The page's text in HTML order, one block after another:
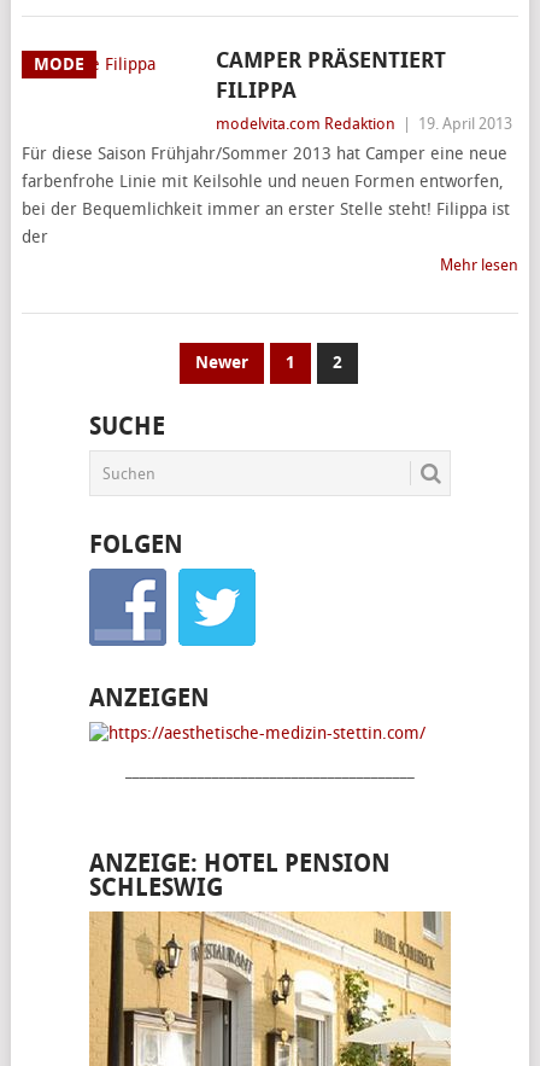
MODE
CAMPER PRÄSENTIERT
FILIPPA
modelvita.com Redaktion 19. April 2013
Für diese Saison Frühjahr/Sommer 2013 hat Camper eine neue
farbenfrohe Linie mit Keilsohle und neuen Formen entworfen,
bei der Bequemlichkeit immer an erster Stelle steht! Filippa ist
der
Mehr lesen
SEITENNUMMERIERUNG
BEITRÄGE
Newer 1 2
SUCHE
FOLGEN
ANZEIGEN
ANZEIGE: HOTEL PENSION
SCHLESWIG